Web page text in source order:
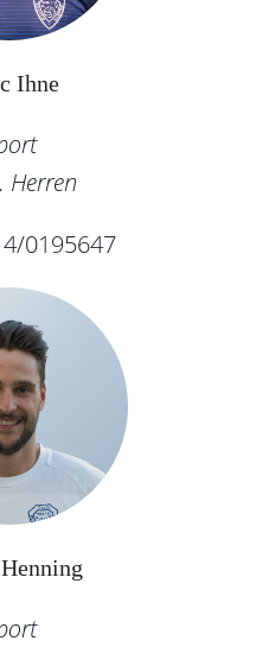
Ihne
Herren
0195647